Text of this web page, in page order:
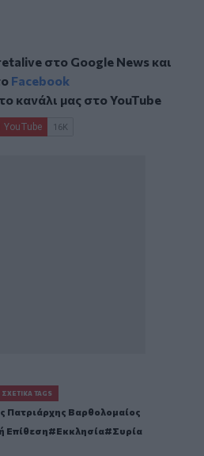
στο Google Newsκαι
Facebook
κανάλι μας στοYouTube
ΣΧΕΤΙΚΆ TAGS
Πατριάρχης Βαρθολομαίος
Επίθεση
Εκκλησία Συρία